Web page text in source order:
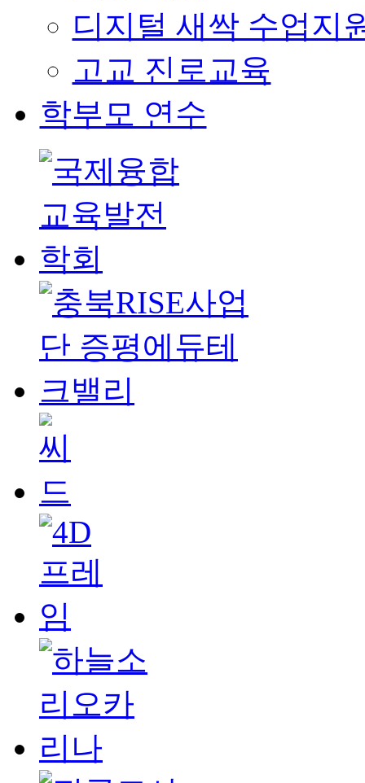
디지털 새싹 수업지
고교 진로교육
학부모 연수